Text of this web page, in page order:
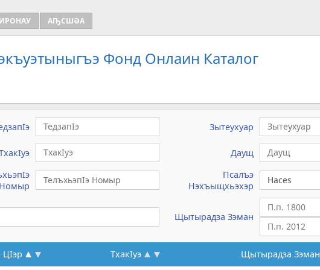
ИРОНАУ АҦСШӘА
Фонд Онлаин Каталог
Зытеухуар
Даущ
Номыр
Псалъэ
Нэхъыщхьэхэр
Щытырадза Зэман
ЦIэр ТхакIуэ Щытырадза Зэман